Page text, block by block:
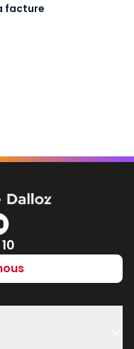
facture